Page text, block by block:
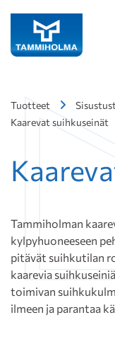
Tuotteet
Kaarevat suihkuseinät
Tammiholman
kylpyhuoneeseen
pitävät suihkutilan
kaarevia
toimivan
ilmeen ja parantaa